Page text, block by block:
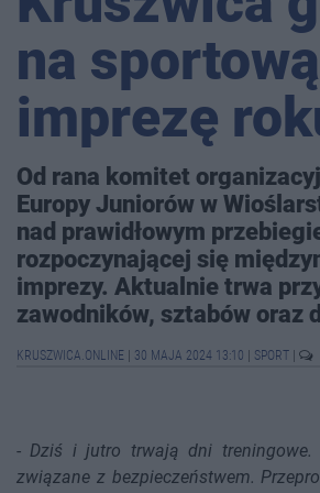
na sportową
imprezę
Od rana komitet
Europy Juniorów w
nad prawidłowym
rozpoczynającej się
imprezy. Aktualnie trwa
zawodników, sztabów oraz
KRUSZWICA.ONLINE 30 MAJA 2024 13:10 SPORT
-Dziś i jutro trwają dni treningowe.
związane z bezpieczeństwem.